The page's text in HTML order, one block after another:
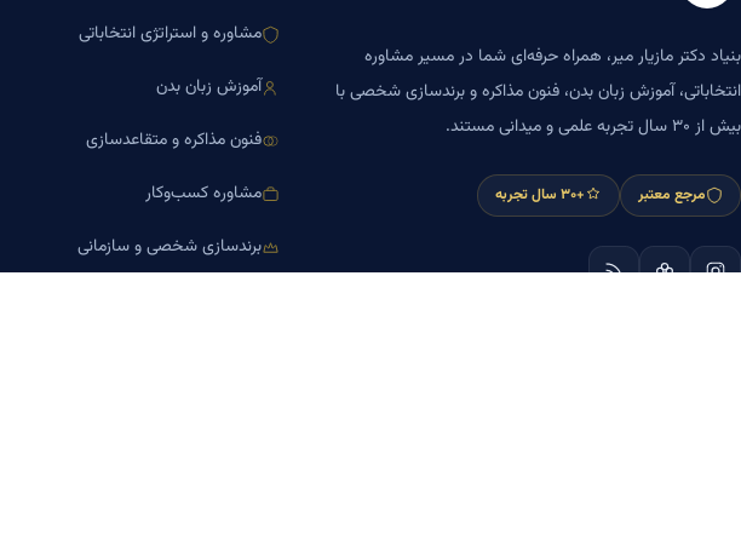
بنیاد دکتر مازیار میر، همراه حرفه‌ای شما در مسیر مشاوره
انتخاباتی، آموزش زبان بدن، فنون مذاکره و برندسازی شخصی با
بیش از ۳۰ سال تجربه علمی و میدانی مستند.
مرجع معتبر +۳۰ سال تجربه
مشاوره و استراتژی انتخاباتی
آموزش زبان بدن
فنون مذاکره و متقاعدسازی
مشاوره کسب‌وکار
برندسازی شخصی و سازمانی